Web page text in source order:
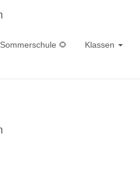
Sommerschule 🌻 Klassen